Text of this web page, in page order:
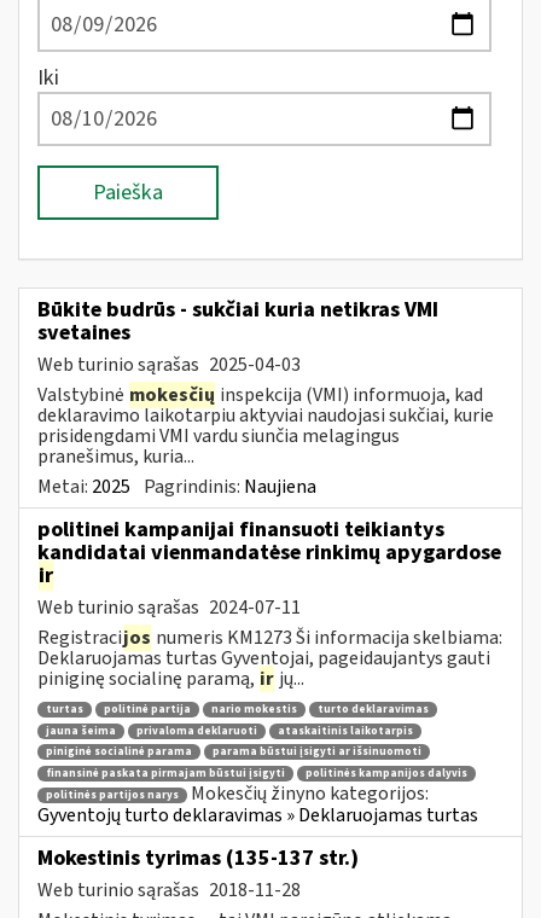
Iki
Paieška
Būkite budrūs - sukčiai kuria netikras VMI
svetaines
Web turinio sąrašas 2025-04-03
Valstybinė mokesčių inspekcija (VMI) informuoja, kad
deklaravimo laikotarpiu aktyviai naudojasi sukčiai, kurie
prisidengdami VMI vardu siunčia melagingus
pranešimus, kuria...
Metai: 2025 Pagrindinis: Naujiena
politinei kampanijai finansuoti teikiantys
kandidatai vienmandatėse rinkimų apygardose
ir
Web turinio sąrašas 2024-07-11
Registracijos numeris KM1273 Ši informacija skelbiama:
Deklaruojamas turtas Gyventojai, pageidaujantys gauti
piniginę socialinę paramą, ir jų...
turtas politinė partija nario mokestis
turto deklaravimas
jauna šeima
privaloma deklaruoti
ataskaitinis laikotarpis
piniginė socialinė parama
parama būstui įsigyti ar išsinuomoti
finansinė paskata pirmajam būstui įsigyti
politinės kampanijos dalyvis
politinės partijos narys
Mokesčių žinyno kategorijos:
Gyventojų turto deklaravimas » Deklaruojamas turtas
Mokestinis tyrimas (135-137 str.)
Web turinio sąrašas 2018-11-28